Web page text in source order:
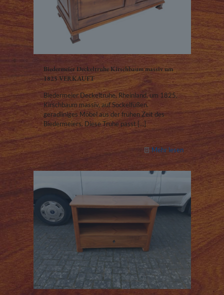
Biedermeier Deckeltruhe Kirschbaum massiv um
1825 VERKAUFT
Biedermeier Deckeltruhe, Rheinland, um 1825,
Kirschbaum massiv, auf Sockelfüßen.
geradliniges Möbel aus der frühen Zeit des
Biedermeiers. Diese Truhe passt[…]
Mehr lesen